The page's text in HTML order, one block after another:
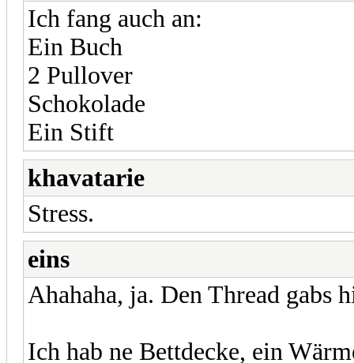
Ich fang auch an:
Ein Buch
2 Pullover
Schokolade
Ein Stift
khavatarie
Stress.
eins
Ahahaha, ja. Den Thread gabs
Ich hab ne Bettdecke, ein